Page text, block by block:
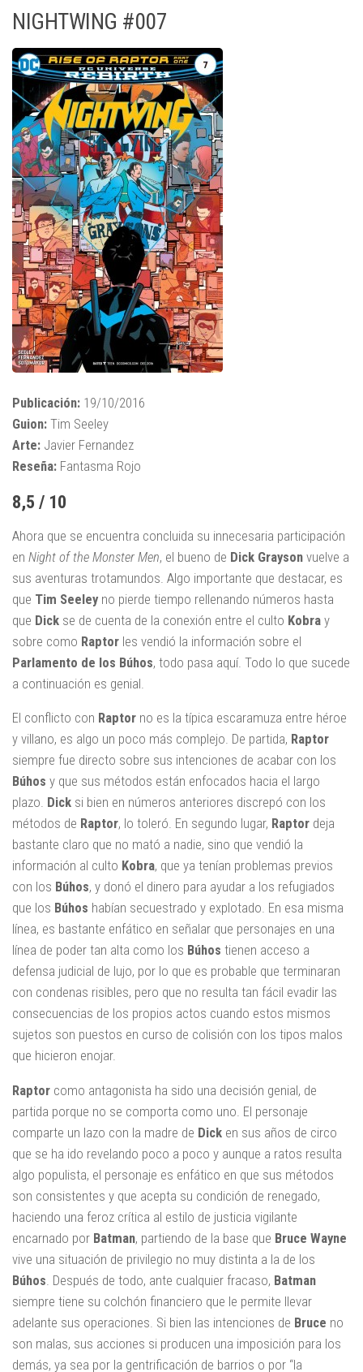
NIGHTWING #007
Publicación: 19/10/2016
Guion: Tim Seeley
Arte: Javier Fernandez
Reseña: Fantasma Rojo
8,5 / 10
Ahora que se encuentra concluida su innecesaria participación
en Night of the Monster Men, el bueno de Dick Grayson vuelve a
sus aventuras trotamundos. Algo importante que destacar, es
que Tim Seeley no pierde tiempo rellenando números hasta
que Dick se de cuenta de la conexión entre el culto Kobra y
sobre como Raptor les vendió la información sobre el
Parlamento de los Búhos, todo pasa aquí. Todo lo que sucede
a continuación es genial.
El conflicto con Raptor no es la típica escaramuza entre héroe
y villano, es algo un poco más complejo. De partida, Raptor
siempre fue directo sobre sus intenciones de acabar con los
Búhos y que sus métodos están enfocados hacia el largo
plazo. Dick si bien en números anteriores discrepó con los
métodos de Raptor, lo toleró. En segundo lugar, Raptor deja
bastante claro que no mató a nadie, sino que vendió la
información al culto Kobra, que ya tenían problemas previos
con los Búhos, y donó el dinero para ayudar a los refugiados
que los Búhos habían secuestrado y explotado. En esa misma
línea, es bastante enfático en señalar que personajes en una
línea de poder tan alta como los Búhos tienen acceso a
defensa judicial de lujo, por lo que es probable que terminaran
con condenas risibles, pero que no resulta tan fácil evadir las
consecuencias de los propios actos cuando estos mismos
sujetos son puestos en curso de colisión con los tipos malos
que hicieron enojar.
Raptor como antagonista ha sido una decisión genial, de
partida porque no se comporta como uno. El personaje
comparte un lazo con la madre de Dick en sus años de circo
que se ha ido revelando poco a poco y aunque a ratos resulta
algo populista, el personaje es enfático en que sus métodos
son consistentes y que acepta su condición de renegado,
haciendo una feroz crítica al estilo de justicia vigilante
encarnado por Batman, partiendo de la base que Bruce Wayne
vive una situación de privilegio no muy distinta a la de los
Búhos. Después de todo, ante cualquier fracaso, Batman
siempre tiene su colchón financiero que le permite llevar
adelante sus operaciones. Si bien las intenciones de Bruce no
son malas, sus acciones si producen una imposición para los
demás, ya sea por la gentrificación de barrios o por “la